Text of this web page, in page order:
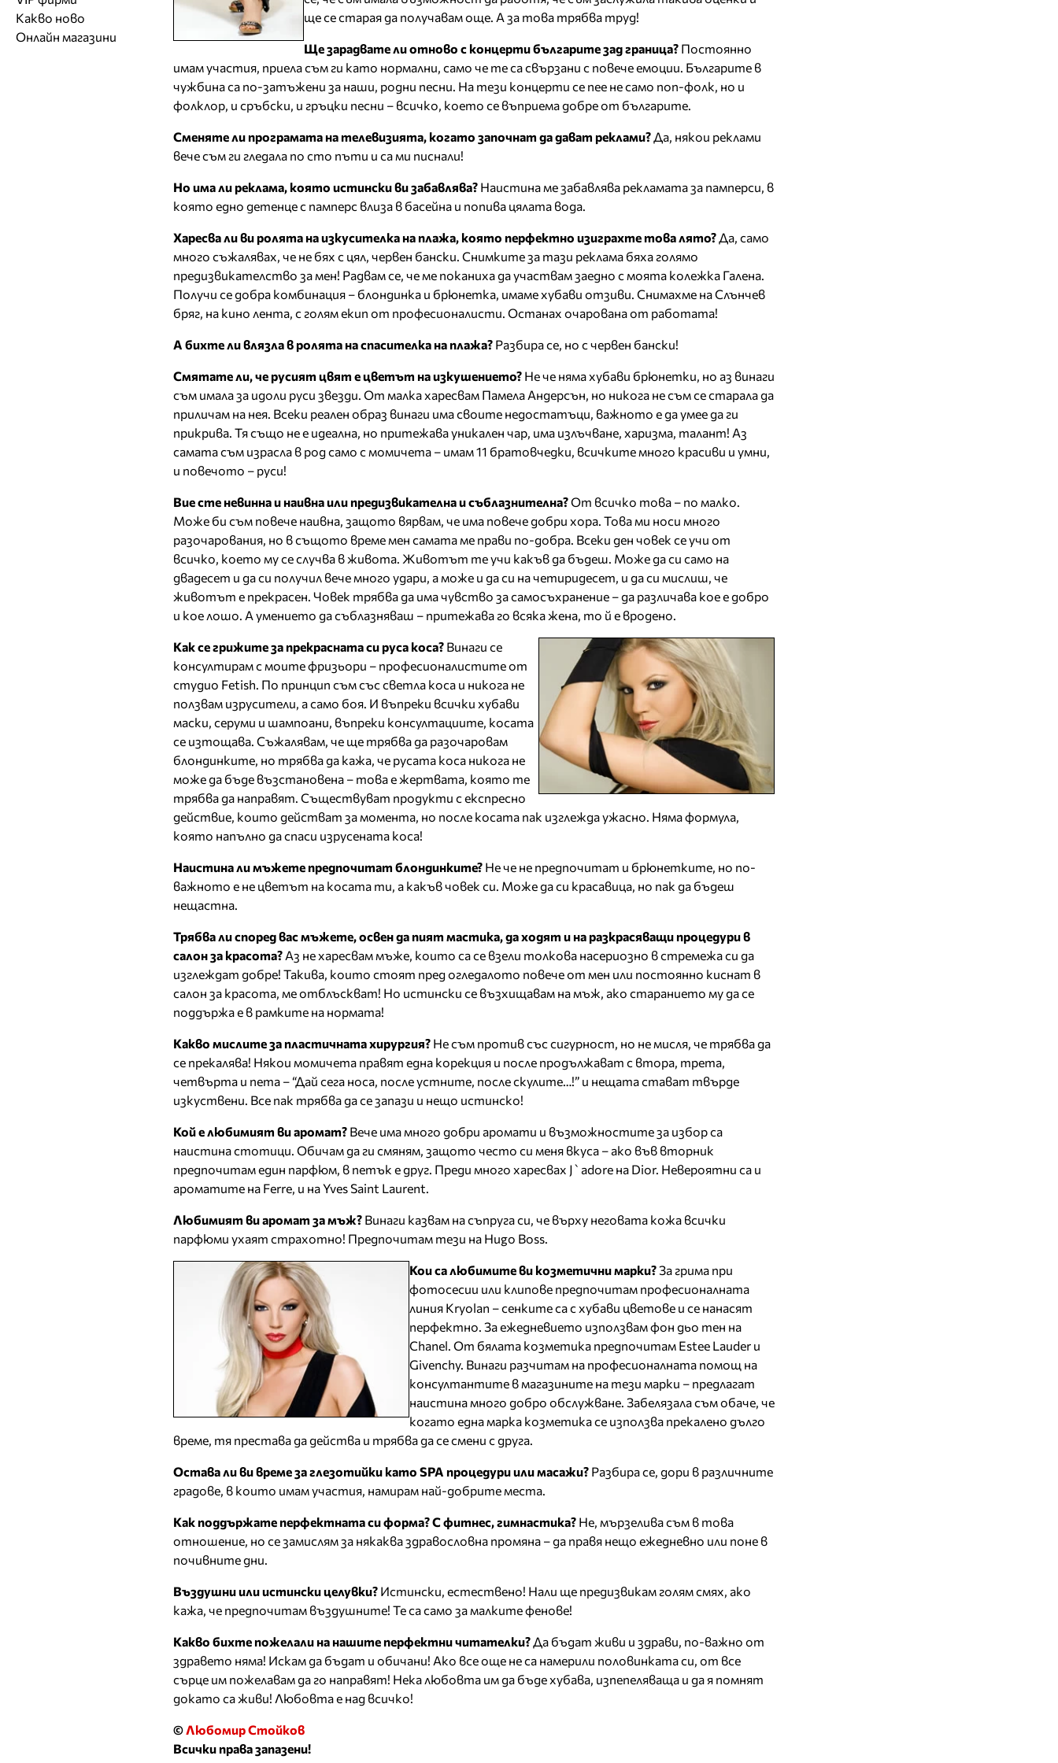
ще се старая да получавам още. А за това трябва труд!
Ще зарадвате ли отново с концерти българите зад граница? Постоянно
имам участия, приела съм ги като нормални, само че те са свързани с повече емоции. Българите в
чужбина са по-затъжени за наши, родни песни. На тези концерти се пее не само поп-фолк, но и
фолклор, и сръбски, и гръцки песни – всичко, което се въприема добре от българите.
Сменяте ли програмата на телевизията, когато започнат да дават реклами? Да, някои реклами
вече съм ги гледала по сто пъти и са ми писнали!
Но има ли реклама, която истински ви забавлява? Наистина ме забавлява рекламата за памперси, в
която едно детенце с памперс влиза в басейна и попива цялата вода.
Харесва ли ви ролята на изкусителка на плажа, която перфектно изиграхте това лято? Да, само
много съжалявах, че не бях с цял, червен бански. Снимките за тази реклама бяха голямо
предизвикателство за мен! Радвам се, че ме поканиха да участвам заедно с моята колежка Галена.
Получи се добра комбинация – блондинка и брюнетка, имаме хубави отзиви. Снимахме на Слънчев
бряг, на кино лента, с голям екип от професионалисти. Останах очарована от работата!
А бихте ли влязла в ролята на спасителка на плажа? Разбира се, но с червен бански!
Смятате ли, че русият цвят е цветът на изкушението? Не че няма хубави брюнетки, но аз винаги
съм имала за идоли руси звезди. От малка харесвам Памела Андерсън, но никога не съм се старала да
приличам на нея. Всеки реален образ винаги има своите недостатъци, важното е да умее да ги
прикрива. Тя също не е идеална, но притежава уникален чар, има излъчване, харизма, талант! Аз
самата съм израсла в род само с момичета – имам 11 братовчедки, всичките много красиви и умни,
и повечото – руси!
Вие сте невинна и наивна или предизвикателна и съблазнителна?От всичко това – по малко.
Може би съм повече наивна, защото вярвам, че има повече добри хора. Това ми носи много
разочарования, но в същото време мен самата ме прави по-добра. Всеки ден човек се учи от
всичко, което му се случва в живота. Животът те учи какъв да бъдеш. Може да си само на
двадесет и да си получил вече много удари, а може и да си на четиридесет, и да си мислиш, че
животът е прекрасен. Човек трябва да има чувство за самосъхранение – да различава кое е добро
и кое лошо. А умението да съблазняваш – притежава го всяка жена, то й е вродено.
Как се грижите за прекрасната си руса коса? Винаги се
консултирам с моите фризьори – професионалистите от
студио Fetish. По принцип съм със светла коса и никога не
ползвам изрусители, а само боя. И въпреки всички хубави
маски, серуми и шампоани, въпреки консултациите, косата
се изтощава. Съжалявам, че ще трябва да разочаровам
блондинките, но трябва да кажа, че русата коса никога не
може да бъде възстановена – това е жертвата, която те
трябва да направят. Съществуват продукти с експресно
действие, които действат за момента, но после косата пак изглежда ужасно. Няма формула,
която напълно да спаси изрусената коса!
Наистина ли мъжете предпочитат блондинките? Не че не предпочитат и брюнетките, но по-
важното е не цветът на косата ти, а какъв човек си. Може да си красавица, но пак да бъдеш
нещастна.
Трябва ли според вас мъжете, освен да пият мастика, да ходят и на разкрасяващи процедури в
салон за красота? Аз не харесвам мъже, които са се взели толкова насериозно в стремежа си да
изглеждат добре! Такива, които стоят пред огледалото повече от мен или постоянно киснат в
салон за красота, ме отблъскват! Но истински се възхищавам на мъж, ако старанието му да се
поддържа е в рамките на нормата!
Какво мислите за пластичната хирургия? Не съм против със сигурност, но не мисля, че трябва да
се прекалява! Някои момичета правят една корекция и после продължават с втора, трета,
четвърта и пета – “Дай сега носа, после устните, после скулите…!” и нещата стават твърде
изкуствени. Все пак трябва да се запази и нещо истинско!
Кой е любимият ви аромат? Вече има много добри аромати и възможностите за избор са
наистина стотици. Обичам да ги смяням, защото често си меня вкуса – ако във вторник
предпочитам един парфюм, в петък е друг. Преди много харесвах J`adore на Dior. Невероятни са и
ароматите на Ferre, и на Yves Saint Laurent.
Любимият ви аромат за мъж? Винаги казвам на съпруга си, че върху неговата кожа всички
парфюми ухаят страхотно! Предпочитам тези на Hugo Boss.
Кои са любимите ви козметични марки?За грима при
фотосесии или клипове предпочитам професионалната
линия Kryolan – сенките са с хубави цветове и се нанасят
перфектно. За ежедневието използвам фон дьо тен на
Chanel. От бялата козметика предпочитам Estee Lauder и
Givenchy. Винаги разчитам на професионалната помощ на
консултантите в магазините на тези марки – предлагат
наистина много добро обслужване. Забелязала съм обаче, че
когато една марка козметика се използва прекалено дълго
време, тя престава да действа и трябва да се смени с друга.
Остава ли ви време за глезотийки като SPA процедури или масажи? Разбира се, дори в различните
градове, в които имам участия, намирам най-добрите места.
Как поддържате перфектната си форма? С фитнес, гимнастика? Не, мързелива съм в това
отношение, но се замислям за някаква здравословна промяна – да правя нещо ежедневно или поне в
почивните дни.
Въздушни или истински целувки? Истински, естествено! Нали ще предизвикам голям смях, ако
кажа, че предпочитам въздушните! Те са само за малките фенове!
Какво бихте пожелали на нашите перфектни читателки? Да бъдат живи и здрави, по-важно от
здравето няма! Искам да бъдат и обичани! Ако все още не са намерили половинката си, от все
сърце им пожелавам да го направят! Нека любовта им да бъде хубава, изпепеляваща и да я помнят
докато са живи! Любовта е над всичко!
© Любомир Стойков
Всички права запазени!
Модни дизайнери
Бутици
Обувки
Други аксесоари
Солариуми
Фитнес и здраве
Работа на ишлеме
CAD/CAM услуги
Модни списания
Сватбени агенции
Магазини за обувки
Магазини за aксесоари
Какво ново
Онлайн магазини